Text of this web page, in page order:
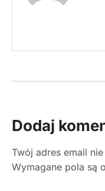
Dodaj
Twój adres email
Wymagane pola są